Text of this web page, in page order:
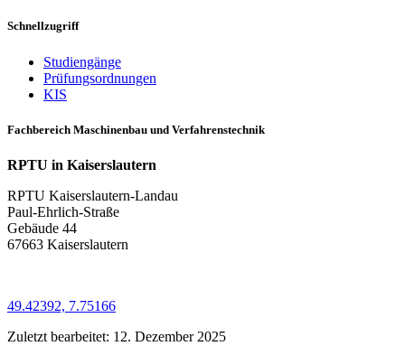
Schnellzugriff
Studiengänge
Prüfungsordnungen
KIS
Fachbereich Maschinenbau und Verfahrenstechnik
RPTU in Kaiserslautern
RPTU Kaiserslautern-Landau
Paul-Ehrlich-Straße
Gebäude 44
67663 Kaiserslautern
49.42392, 7.75166
Zuletzt bearbeitet: 12. Dezember 2025